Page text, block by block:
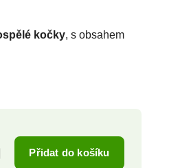
Přidat do košíku
kočky, s obsahem